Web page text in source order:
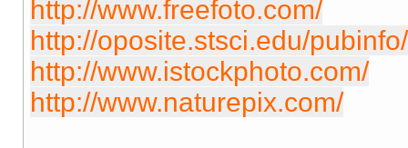
http://www.freefoto.com/
http://oposite.stsci.edu/
http://www.istockphoto.com/
http://www.naturepix.com/